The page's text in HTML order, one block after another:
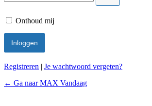
Onthoud mij
Registreren | Je wachtwoord vergeten?
← Ga naar MAX Vandaag